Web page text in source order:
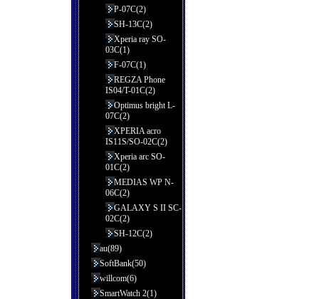
P-07C(2)
SH-13C(2)
Xperia ray SO-
03C(1)
F-07C(1)
REGZA Phone
IS04/T-01C(2)
Optimus bright L-
07C(2)
XPERIA acro
IS11S/SO-02C(2)
Xperia arc SO-
01C(2)
MEDIAS WP N-
06C(2)
GALAXY S II SC-
02C(2)
SH-12C(2)
au(89)
SoftBank(50)
willcom(6)
SmartWatch 2(1)